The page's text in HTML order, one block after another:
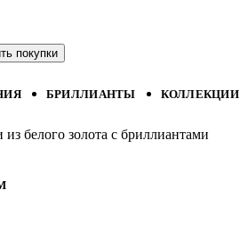
покупки
БРИЛЛИАНТЫ КОЛЛЕКЦИИ
из белого золота с бриллиантами